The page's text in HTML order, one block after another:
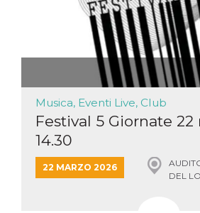
Musica, Eventi Live, Club
Festival 5 Giornate 22
14.30
22 MARZO 2026
DEL